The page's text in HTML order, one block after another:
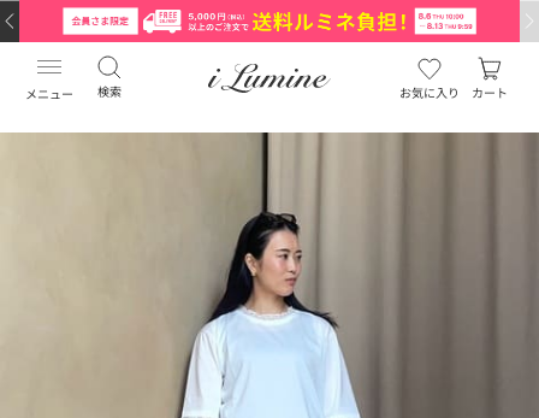
メニュー 検索 お気に入り カート